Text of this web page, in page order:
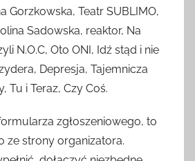
Gorzkowska, Teatr SUBLIMO,
Sadowska, reaktor, Na
N.O.C, Oto ONI, Idź stąd i nie
Depresja, Tajemnicza
Tu i Teraz, Czy Coś.
zgłoszeniowego, to
ze strony organizatora.